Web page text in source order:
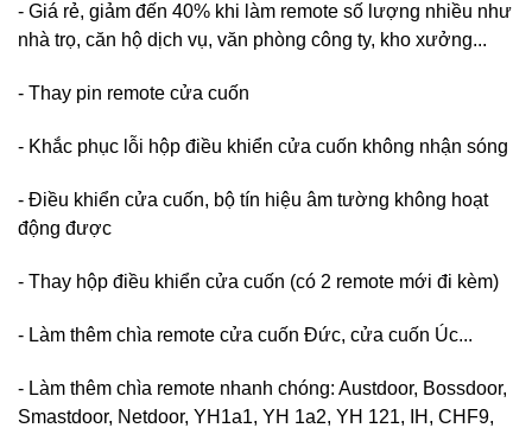
- Giá rẻ, giảm đến 40% khi làm remote số lượng nhiều như
nhà trọ, căn hộ dịch vụ, văn phòng công ty, kho xưởng...
- Thay pin remote cửa cuốn
- Khắc phục lỗi hộp điều khiển cửa cuốn không nhận sóng
- Điều khiển cửa cuốn, bộ tín hiệu âm tường không hoạt
động được
- Thay hộp điều khiển cửa cuốn (có 2 remote mới đi kèm)
- Làm thêm chìa remote cửa cuốn Đức, cửa cuốn Úc...
- Làm thêm chìa remote nhanh chóng: Austdoor, Bossdoor,
Smastdoor, Netdoor, YH1a1, YH 1a2, YH 121, IH, CHF9,